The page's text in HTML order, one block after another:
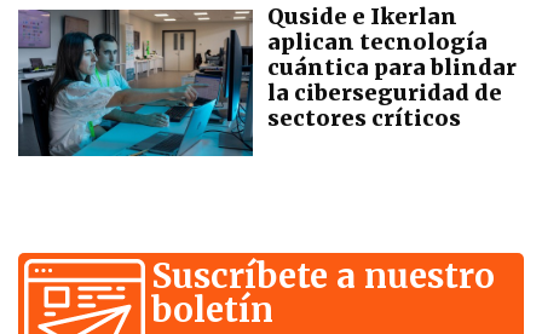
Quside e Ikerlan
aplican tecnología
cuántica para blindar
la ciberseguridad de
sectores críticos
Suscríbete a nuestro
boletín